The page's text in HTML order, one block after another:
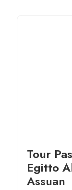
Tour
Egitto
Assuan